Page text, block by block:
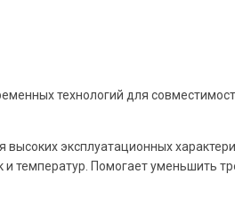
технологий для
эксплуатационных
и температур. Помогает